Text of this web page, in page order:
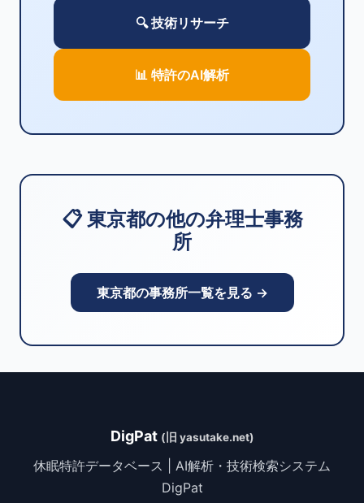
🔍 技術リサーチ
📊 特許のAI解析
📋 東京都の他の弁理士事務
所
東京都の事務所一覧を見る →
DigPat (旧 yasutake.net)
休眠特許データベース | AI解析・技術検索システム
DigPat